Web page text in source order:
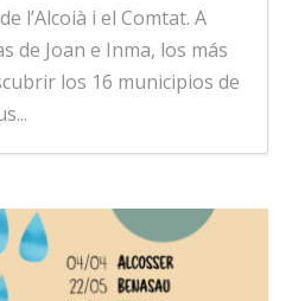
l’Alcoià i el Comtat. A
de Joan e Inma, los más
los 16 municipios de